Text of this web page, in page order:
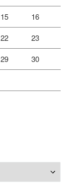
15 16
22 23
29 30